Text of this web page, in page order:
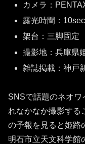
カメラ：
露光時間：
架台：三脚固定
撮影地：兵庫県
雑誌掲載：神戸
SNSで話題のネオワ
れなかなか撮影する
の予報を見ると姫路
明石市立天文科学館